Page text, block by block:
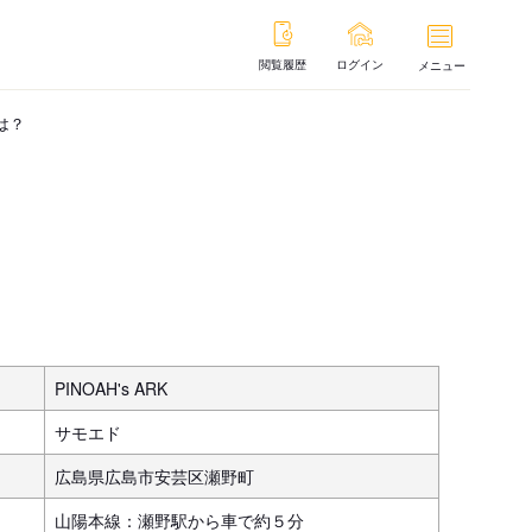
閲覧履歴 ログイン メニュー
？
PINOAH's ARK
サモエド
広島県広島市安芸区瀬野町
山陽本線：瀬野駅から車で約５分